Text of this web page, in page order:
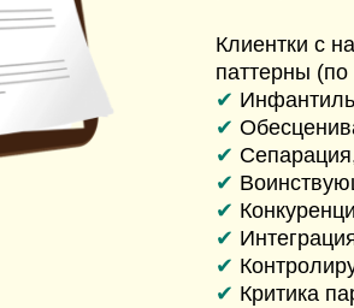
Клиентки с
паттерны
✔
✔
✔
✔
✔
✔
✔
✔ Критика